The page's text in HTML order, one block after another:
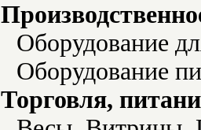
Оборудование
Оборудование
Торговля,